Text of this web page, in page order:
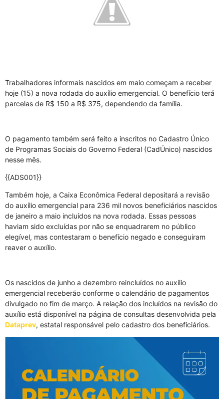
Trabalhadores informais nascidos em maio começam a receber
hoje (15) a nova rodada do auxílio emergencial. O benefício terá
parcelas de R$ 150 a R$ 375, dependendo da família.
O pagamento também será feito a inscritos no Cadastro Único
de Programas Sociais do Governo Federal (CadÚnico) nascidos
nesse mês.
{{ADS001}}
Também hoje, a Caixa Econômica Federal depositará a revisão
do auxílio emergencial para 236 mil novos beneficiários nascidos
de janeiro a maio incluídos na nova rodada. Essas pessoas
haviam sido excluídas por não se enquadrarem no público
elegível, mas contestaram o benefício negado e conseguiram
reaver o auxílio.
Os nascidos de junho a dezembro reincluídos no auxílio
emergencial receberão conforme o calendário de pagamentos
divulgado no fim de março. A relação dos incluídos na revisão do
auxílio está disponível na página de consultas desenvolvida pela
Dataprev, estatal responsável pelo cadastro dos beneficiários.